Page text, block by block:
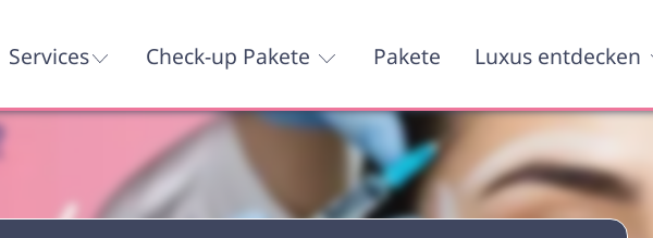
Services Check-up Pakete Pakete Luxus entdecken